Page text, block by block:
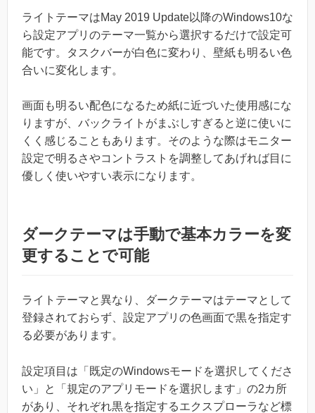
ライトテーマはMay 2019 Update以降のWindows10な
ら設定アプリのテーマ一覧から選択するだけで設定可
能です。タスクバーが白色に変わり、壁紙も明るい色
合いに変化します。
画面も明るい配色になるため紙に近づいた使用感にな
りますが、バックライトがまぶしすぎると逆に使いに
くく感じることもあります。そのような際はモニター
設定で明るさやコントラストを調整してあげれば目に
優しく使いやすい表示になります。
ダークテーマは手動で基本カラーを変
更することで可能
ライトテーマと異なり、ダークテーマはテーマとして
登録されておらず、設定アプリの色画面で黒を指定す
る必要があります。
設定項目は「既定のWindowsモードを選択してくださ
い」と「規定のアプリモードを選択します」の2カ所
があり、それぞれ黒を指定するエクスプローラなど標